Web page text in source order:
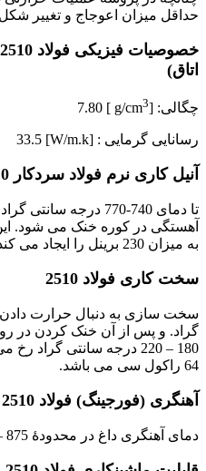
حداقل میزان اعوجاج و تغییر
اتاق)
چگالی: [g/cm3
] 7.80
رسانایی گرمایی : [W/m.k] 33.5
آنیل کاری نرم فولاد سردکار 2510
تا دمای 740-770 درجه
آهستگی در کوره خنک می شود.
به میزان 230 برینل را ایجاد می کند.
سخت کاری فولاد 2510
گراد. و پس از آن خنک کردن در
180 – 220 درجه سانتی
64 راکول سی می باشد.
آهنگری (فورجینگ) فولاد 2510
دمای آهنگری داغ در محدودۀ 875 – 1037 درجه سانتی گراد است.